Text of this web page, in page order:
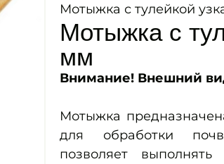
Мотыжка с тулейкой
Мотыжка с
мм
Внимание! Внешний
Мотыжка
для обработки
позволяет